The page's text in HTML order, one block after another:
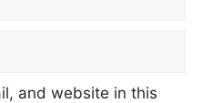
and website in this